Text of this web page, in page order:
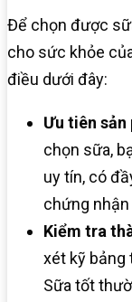
Để chọn được
cho sức khỏe
điều dưới đây:
Ưu tiên
chọn sữa,
uy tín, có
chứng
Kiểm tra
xét kỹ bảng
Sữa tốt